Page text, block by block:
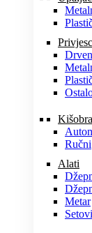
Ručni
Alati
Metar